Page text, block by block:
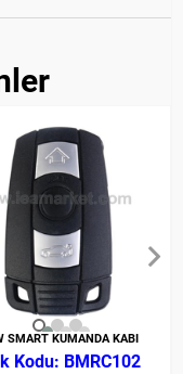
SMART KUMANDA KABI
BMRC102